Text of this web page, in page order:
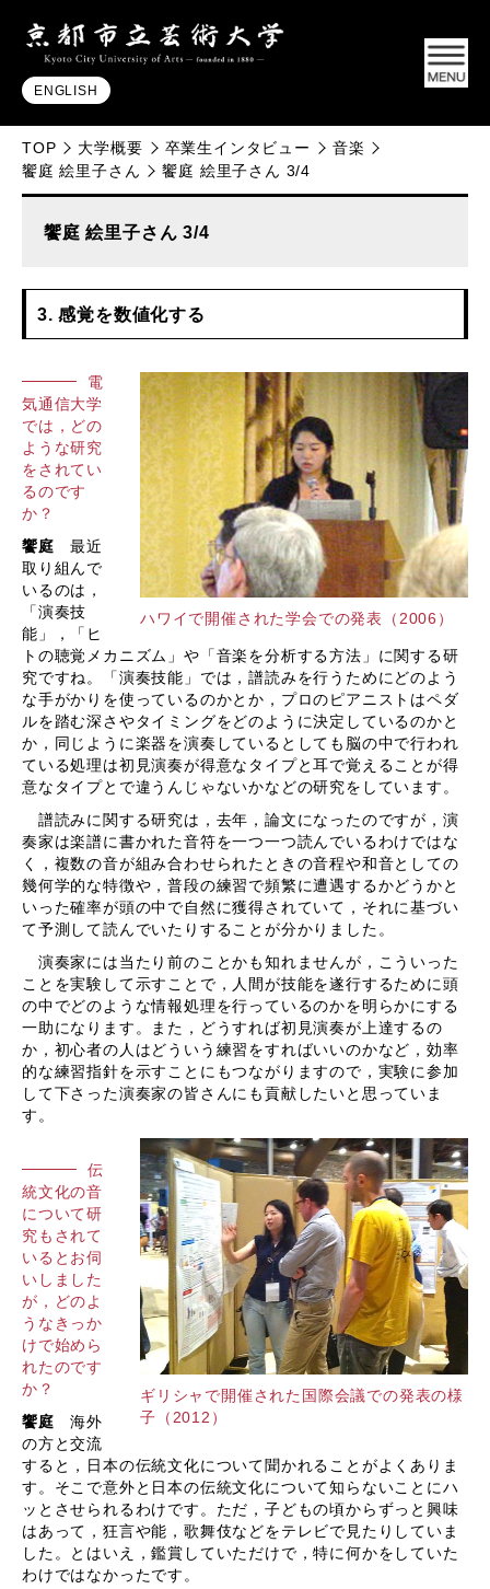
ENGLISH
TOP 大学概要 卒業生インタビュー
音楽
饗庭 絵里子さん
饗庭 絵里子さん 3/4
饗庭 絵里子さん 3/4
3. 感覚を数値化する
ハワイで開催された学会での発表（2006）
電
気通信大学
では，どの
ような研究
をされてい
るのです
か？
饗庭 最近
取り組んで
いるのは，
「演奏技
能」，「ヒ
トの聴覚メカニズム」や「音楽を分析する方法」に関する研
究ですね。「演奏技能」では，譜読みを行うためにどのよう
な手がかりを使っているのかとか，プロのピアニストはペダ
ルを踏む深さやタイミングをどのように決定しているのかと
か，同じように楽器を演奏しているとしても脳の中で行われ
ている処理は初見演奏が得意なタイプと耳で覚えることが得
意なタイプとで違うんじゃないかなどの研究をしています。
譜読みに関する研究は，去年，論文になったのですが，演
奏家は楽譜に書かれた音符を一つ一つ読んでいるわけではな
く，複数の音が組み合わせられたときの音程や和音としての
幾何学的な特徴や，普段の練習で頻繁に遭遇するかどうかと
いった確率が頭の中で自然に獲得されていて，それに基づい
て予測して読んでいたりすることが分かりました。
演奏家には当たり前のことかも知れませんが，こういった
ことを実験して示すことで，人間が技能を遂行するために頭
の中でどのような情報処理を行っているのかを明らかにする
一助になります。また，どうすれば初見演奏が上達するの
か，初心者の人はどういう練習をすればいいのかなど，効率
的な練習指針を示すことにもつながりますので，実験に参加
して下さった演奏家の皆さんにも貢献したいと思っていま
す。
ギリシャで開催された国際会議での発表の様
子（2012）
伝
統文化の音
について研
究もされて
いるとお伺
いしました
が，どのよ
うなきっか
けで始めら
れたのです
か？
饗庭 海外
の方と交流
すると，日本の伝統文化について聞かれることがよくありま
す。そこで意外と日本の伝統文化について知らないことにハ
ッとさせられるわけです。ただ，子どもの頃からずっと興味
はあって，狂言や能，歌舞伎などをテレビで見たりしていま
した。とはいえ，鑑賞していただけで，特に何かをしていた
わけではなかったです。